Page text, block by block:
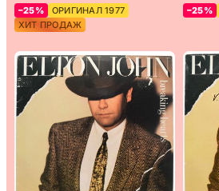
–25%
ОРИГИНАЛ 1977
ХИТ ПРОДАЖ
–25%